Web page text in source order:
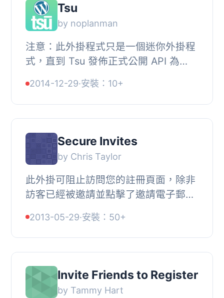
Tsu
by noplanman
注意：此外掛程式只是一個迷你外掛程
式，直到 Tsu 發佈正式公開 API 為
具，讓您可以在側邊欄放置連結至您的
Tsu 個人檔案。...
2014-12-29·安裝：10+
Secure Invites
by Chris Taylor
此外掛可阻止訪問您的註冊頁面，除非
訪客已經被邀請並點擊了邀請電子郵件
邀請其他人，您可以查看誰發送了最多
的邀請，以...
2013-05-29·安裝：50+
Invite Friends to Register
by Tammy Hart